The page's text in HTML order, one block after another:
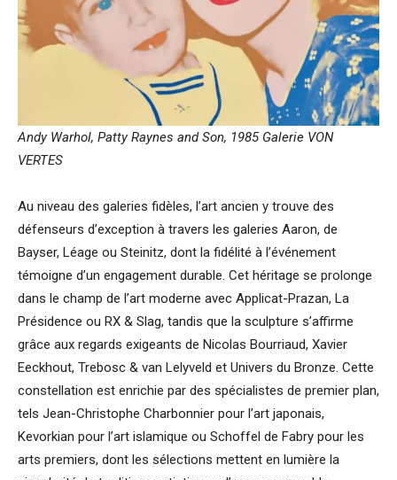
Andy Warhol, Patty Raynes and Son, 1985 Galerie VON
VERTES
Au niveau des galeries fidèles, l’art ancien y trouve des
défenseurs d’exception à travers les galeries Aaron, de
Bayser, Léage ou Steinitz, dont la fidélité à l’événement
témoigne d’un engagement durable. Cet héritage se prolonge
dans le champ de l’art moderne avec Applicat-Prazan, La
Présidence ou RX & Slag, tandis que la sculpture s’affirme
grâce aux regards exigeants de Nicolas Bourriaud, Xavier
Eeckhout, Trebosc & van Lelyveld et Univers du Bronze. Cette
constellation est enrichie par des spécialistes de premier plan,
tels Jean-Christophe Charbonnier pour l’art japonais,
Kevorkian pour l’art islamique ou Schoffel de Fabry pour les
arts premiers, dont les sélections mettent en lumière la